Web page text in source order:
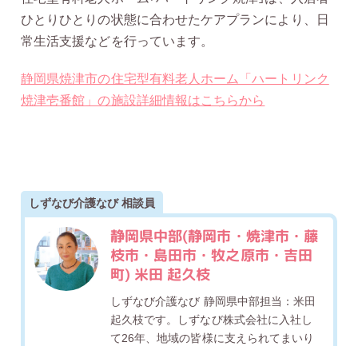
ひとりひとりの状態に合わせたケアプランにより、日
常生活支援などを行っています。
静岡県焼津市の住宅型有料老人ホーム「ハートリンク
焼津壱番館」の施設詳細情報はこちらから
しずなび介護なび 相談員
静岡県中部(静岡市・焼津市・藤
枝市・島田市・牧之原市・吉田
町) 米田 起久枝
しずなび介護なび 静岡県中部担当：米田
起久枝です。しずなび株式会社に入社し
て26年、地域の皆様に支えられてまいり